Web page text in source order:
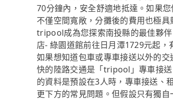
70分鐘內，安全舒適地抵達。如果
不僅空間寬敞，分攤後的費用也極
tripool成為您探索南投縣的最佳夥
店- 綠園道館前往日月潭1729元起
如果想知道包車或專車接送以外的
快的陸路交通是「tripool」專車接
的資料是預設在3人時，專車接送、
更下方的常見問題。但假設只有獨